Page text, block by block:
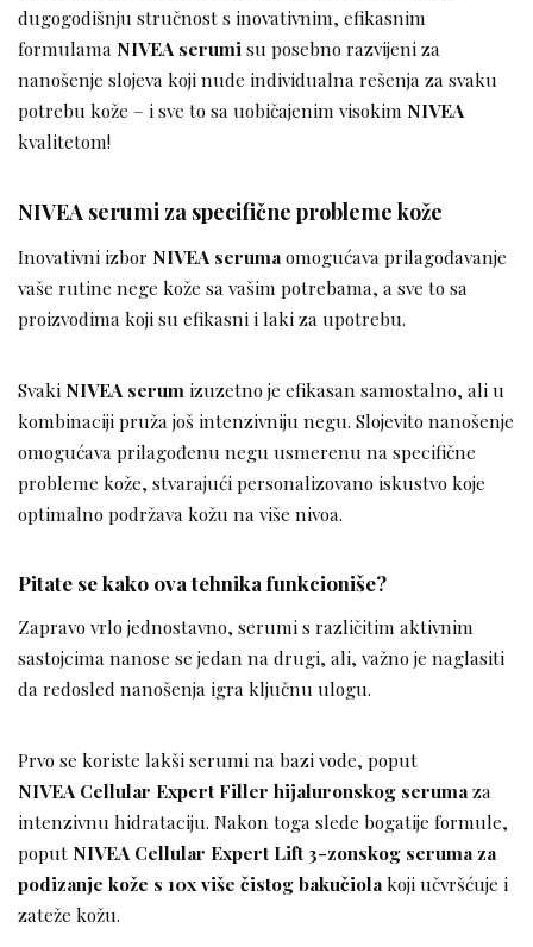
dugogodišnju stručnost s inovativnim, efikasnim
formulama NIVEA serumi su posebno razvijeni za
nanošenje slojeva koji nude individualna rešenja za svaku
potrebu kože – i sve to sa uobičajenim visokim NIVEA
kvalitetom!
NIVEA serumi za specifične probleme kože
Inovativni izbor NIVEA serumaomogućava prilagođavanje
vaše rutine nege kože sa vašim potrebama, a sve to sa
proizvodima koji su efikasni i laki za upotrebu.
Svaki NIVEA serum izuzetno je efikasan samostalno, ali u
kombinaciji pruža još intenzivniju negu. Slojevito nanošenje
omogućava prilagođenu negu usmerenu na specifične
probleme kože, stvarajući personalizovano iskustvo koje
optimalno podržava kožu na više nivoa.
Pitate se kako ova tehnika funkcioniše?
Zapravo vrlo jednostavno, serumi s različitim aktivnim
sastojcima nanose se jedan na drugi, ali, važno je naglasiti
da redosled nanošenja igra ključnu ulogu.
Prvo se koriste lakši serumi na bazi vode, poput
NIVEA Cellular Expert Filler hijaluronskog serumaza
intenzivnu hidrataciju. Nakon toga slede bogatije formule,
poput NIVEA Cellular Expert Lift 3-zonskog seruma za
podizanje kože s 10x više čistog bakučiolakoji učvršćuje i
zateže kožu.